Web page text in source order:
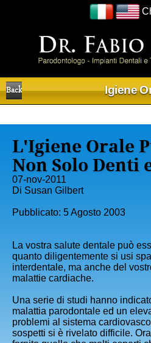
Back Igiene
L'Igiene Orale
Non Solo Denti
07-nov-2011
Di Susan Gilbert
Pubblicato: 5 Agosto 2003
La vostra salute dentale può
quanto diligentemente si usi
interdentale, ma anche del
malattie cardiache.
Una serie di studi hanno
malattia parodontale ed un
problemi al sistema
sospetti si è rivelato difficile.